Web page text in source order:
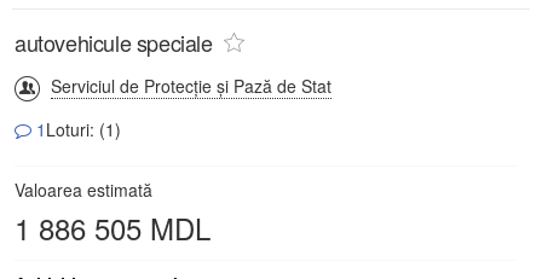
autovehicule speciale
Serviciul de Protecție și Pază de Stat
1 Loturi: (1)
Valoarea estimată
1 886 505 MDL